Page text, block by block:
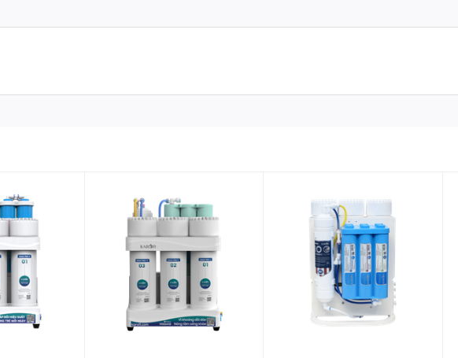
422*332*940 (mm)
Smax Pro V
RO
thực tế mà vẫn đảm